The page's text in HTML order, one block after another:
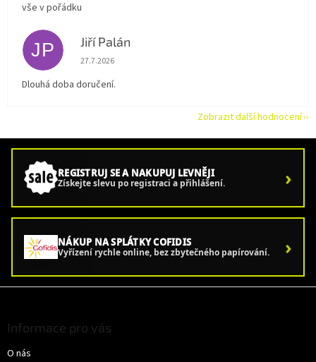
vše v pořádku
JP Jiří Palán
Hodnocení obchodu je 5 z 5 hvězdiček.
27.7.2026
Dlouhá doba doručení.
Zobrazit další hodnocení
REGISTRUJ SE A NAKUPUJ LEVNĚJI
Získejte slevu po registraci a přihlášení. ›
NÁKUP NA SPLÁTKY COFIDIS
Vyřízení rychle online, bez zbytečného papírování. ›
Informace pro vás
O nás